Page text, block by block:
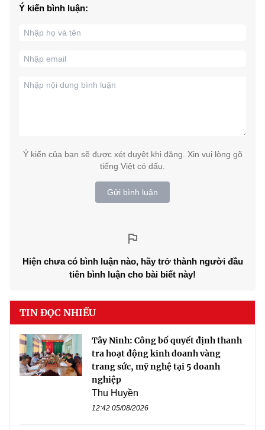
Ý kiến bình luận:
Ý kiến của bạn sẽ được xét duyệt khi đăng. Xin vui lòng gõ
tiếng Việt có dấu.
Gửi bình luận
Hiện chưa có bình luận nào, hãy trở thành người đầu
tiên bình luận cho bài biết này!
TIN ĐỌC NHIỀU
Tây Ninh: Công bố quyết định thanh
tra hoạt động kinh doanh vàng
trang sức, mỹ nghệ tại 5 doanh
nghiệp
Thu Huyền
12:42 05/08/2026